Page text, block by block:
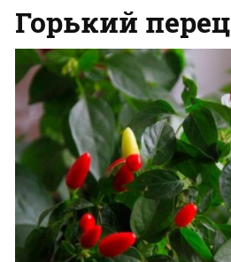
Горький перец